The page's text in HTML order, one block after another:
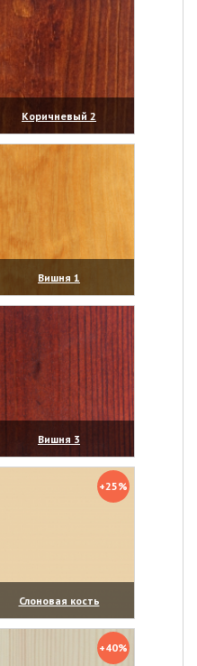
Коричневый 2
(увеличить)
Вишня 1
(увеличить)
Вишня 3
(увеличить)
+25%
Слоновая кость
(увеличить)
+40%